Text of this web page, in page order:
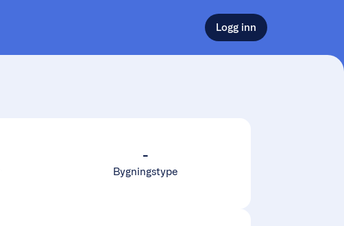
Logg inn
-
Bygningstype